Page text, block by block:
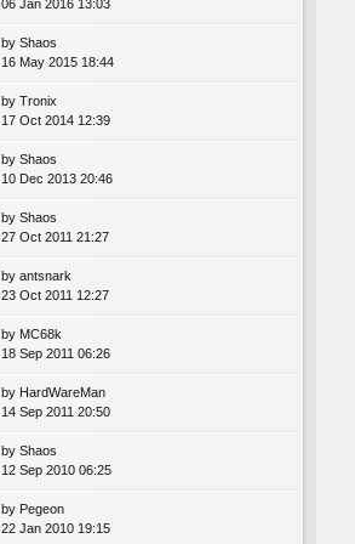
06 Jan 2016 13:03
by Shaos
16 May 2015 18:44
by Tronix
17 Oct 2014 12:39
by Shaos
10 Dec 2013 20:46
by Shaos
27 Oct 2011 21:27
by antsnark
23 Oct 2011 12:27
by MC68k
18 Sep 2011 06:26
by HardWareMan
14 Sep 2011 20:50
by Shaos
12 Sep 2010 06:25
by Pegeon
22 Jan 2010 19:15